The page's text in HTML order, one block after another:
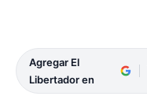
Agregar El
Libertador en